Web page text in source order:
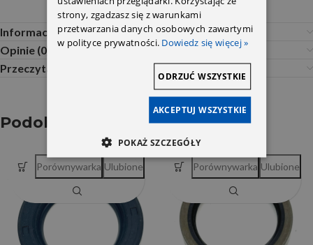
Informacje dodatkowe
Opinie (0)
Przeczytaj Przed Zakupem
Podobne produkty
Porównywarka Ulubione Porównywarka Ulubione
strony, zgadzasz się z warunkami
przetwarzania danych osobowych zawartymi
w polityce prywatności. Dowiedz się więcej »
AKCEPTUJ WSZYSTKIE
ODRZUĆ WSZYSTKIE
POKAŻ SZCZEGÓŁY